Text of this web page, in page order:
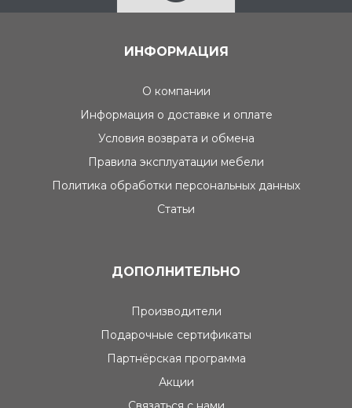
ИНФОРМАЦИЯ
О компании
Информация о доставке и оплате
Условия возврата и обмена
Правила эксплуатации мебели
Политика обработки персональных данных
Статьи
ДОПОЛНИТЕЛЬНО
Производители
Подарочные сертификаты
Партнёрская программа
Акции